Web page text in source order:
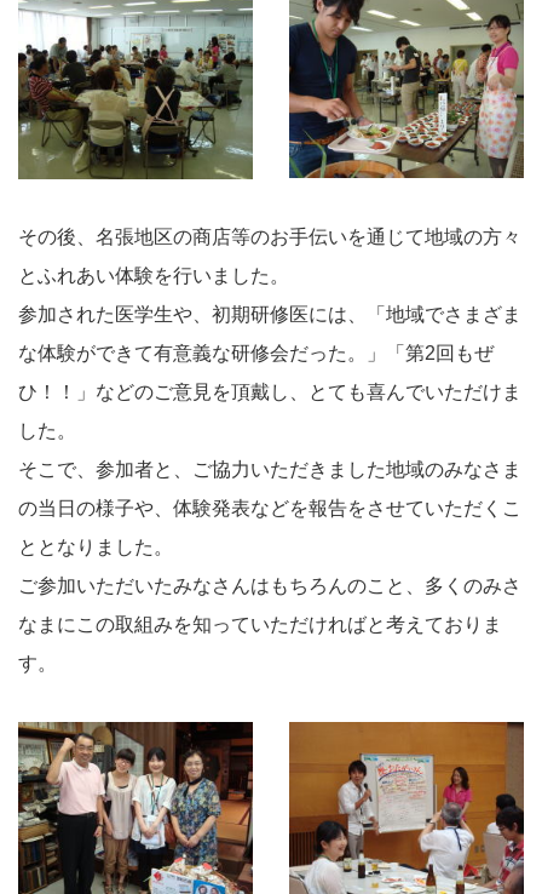
その後、名張地区の商店等のお手伝いを通じて地域の方々
とふれあい体験を行いました。
参加された医学生や、初期研修医には、「地域でさまざま
な体験ができて有意義な研修会だった。」「第2回もぜ
ひ！！」などのご意見を頂戴し、とても喜んでいただけま
した。
そこで、参加者と、ご協力いただきました地域のみなさま
の当日の様子や、体験発表などを報告をさせていただくこ
ととなりました。
ご参加いただいたみなさんはもちろんのこと、多くのみさ
なまにこの取組みを知っていただければと考えておりま
す。